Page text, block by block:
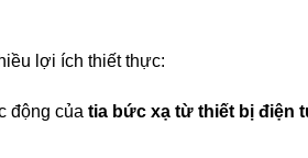
lợi ích thiết thực:
động của tia bức xạ từ thiết bị điện